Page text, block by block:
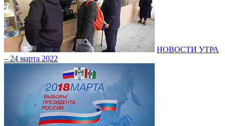
НОВОСТИ УТРА
– 24 марта 2022